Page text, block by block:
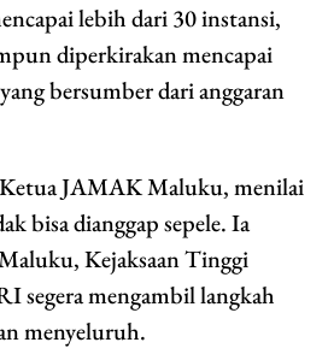
lebih dari 30 instansi,
diperkirakan mencapai
bersumber dari anggaran
JAMAK Maluku, menilai
bisa dianggap sepele. Ia
Kejaksaan Tinggi
segera mengambil langkah
menyeluruh.